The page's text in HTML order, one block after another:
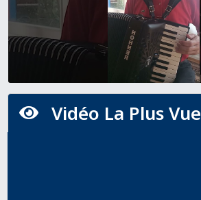
 Vidéo La Plus Vue